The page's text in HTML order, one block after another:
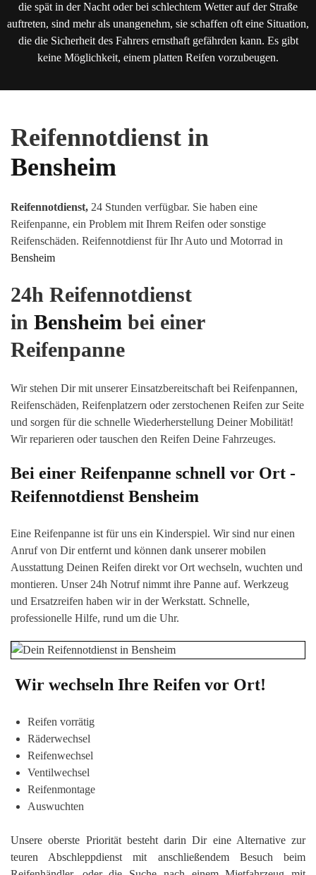
die spät in der Nacht oder bei schlechtem Wetter auf der Straße
auftreten, sind mehr als unangenehm, sie schaffen oft eine Situation,
die die Sicherheit des Fahrers ernsthaft gefährden kann. Es gibt
keine Möglichkeit, einem platten Reifen vorzubeugen.
Reifennotdienst in
Bensheim
Reifennotdienst, 24 Stunden verfügbar. Sie haben eine
Reifenpanne, ein Problem mit Ihrem Reifen oder sonstige
Reifenschäden. Reifennotdienst für Ihr Auto und Motorrad in
Bensheim
24h Reifennotdienst
in Bensheim bei einer
Reifenpanne
Wir stehen Dir mit unserer Einsatzbereitschaft bei Reifenpannen,
Reifenschäden, Reifenplatzern oder zerstochenen Reifen zur Seite
und sorgen für die schnelle Wiederherstellung Deiner Mobilität!
Wir reparieren oder tauschen den Reifen Deine Fahrzeuges.
Bei einer Reifenpanne schnell vor Ort -
Reifennotdienst Bensheim
Eine Reifenpanne ist für uns ein Kinderspiel. Wir sind nur einen
Anruf von Dir entfernt und können dank unserer mobilen
Ausstattung Deinen Reifen direkt vor Ort wechseln, wuchten und
montieren. Unser 24h Notruf nimmt ihre Panne auf. Werkzeug
und Ersatzreifen haben wir in der Werkstatt. Schnelle,
professionelle Hilfe, rund um die Uhr.
Wir wechseln Ihre Reifen vor Ort!
Reifen vorrätig
Räderwechsel
Reifenwechsel
Ventilwechsel
Reifenmontage
Auswuchten
Unsere oberste Priorität besteht darin Dir eine Alternative zur
teuren Abschleppdienst mit anschließendem Besuch beim